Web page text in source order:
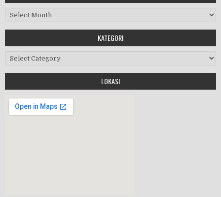
Workshop Perangkat 2019
HALAL BIHALAL
Arsip Berita
KATEGORI
Kategori
LOKASI